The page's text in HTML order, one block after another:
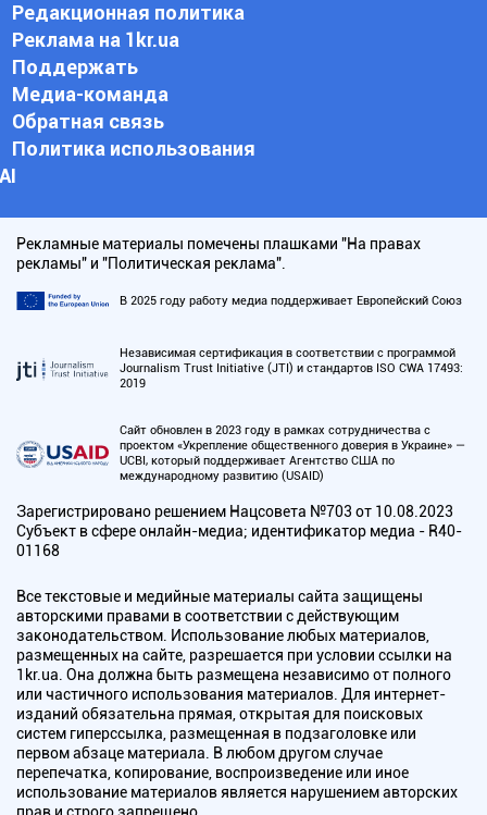
Редакционная политика
Реклама на 1kr.ua
Поддержать
Медиа-команда
Обратная связь
Политика использования
АI
Рекламные материалы помечены плашками "На правах
рекламы" и "Политическая реклама".
В 2025 году работу медиа поддерживает Европейский Союз
Независимая сертификация в соответствии с программой
Journalism Trust Initiative (JTI) и стандартов ISO CWA 17493:
2019
Сайт обновлен в 2023 году в рамках сотрудничества с
проектом «Укрепление общественного доверия в Украине» —
UCBI, который поддерживает Агентство США по
международному развитию (USAID)
Зарегистрировано решением Нацсовета №703 от 10.08.2023
Субъект в сфере онлайн-медиа; идентификатор медиа - R40-
01168
Все текстовые и медийные материалы сайта защищены
авторскими правами в соответствии с действующим
законодательством. Использование любых материалов,
размещенных на сайте, разрешается при условии ссылки на
1kr.ua. Она должна быть размещена независимо от полного
или частичного использования материалов. Для интернет-
изданий обязательна прямая, открытая для поисковых
систем гиперссылка, размещенная в подзаголовке или
первом абзаце материала. В любом другом случае
перепечатка, копирование, воспроизведение или иное
использование материалов является нарушением авторских